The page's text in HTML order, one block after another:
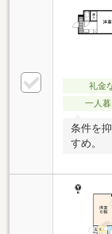
礼金
一人暮
条件を
すめ。